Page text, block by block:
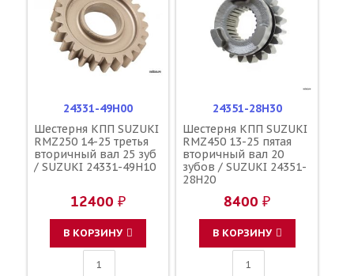
24331-49H00
Шестерня КПП SUZUKI
RMZ250 14-25 третья
вторичный вал 25 зуб
/ SUZUKI 24331-49H10
12400 ₽
В КОРЗИНУ
24351-28H30
Шестерня КПП SUZUKI
RMZ450 13-25 пятая
вторичный вал 20
зубов / SUZUKI 24351-
28H20
8400 ₽
В КОРЗИНУ